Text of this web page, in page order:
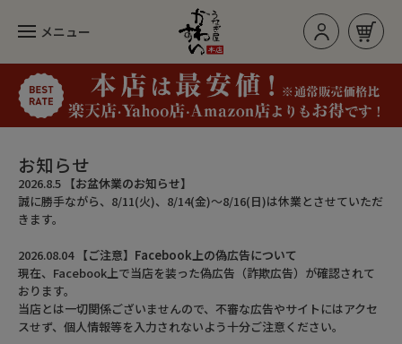
メニュー
お知らせ
2026.8.5 【お盆休業のお知らせ】
誠に勝手ながら、8/11(火)、8/14(金)～8/16(日)は休業とさせていただ
きます。
2026.08.04 【ご注意】Facebook上の偽広告について
現在、Facebook上で当店を装った偽広告（詐欺広告）が確認されて
おります。
当店とは一切関係ございませんので、不審な広告やサイトにはアクセ
スせず、個人情報等を入力されないよう十分ご注意ください。
ログイン/新規登録 お買い物カゴ
カテゴリー
人気のセット
長焼き